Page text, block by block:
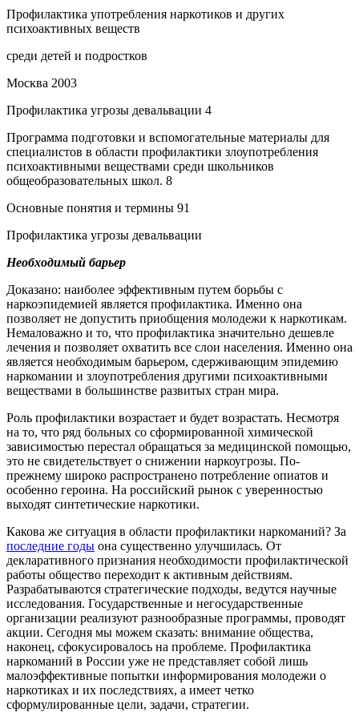
Профилактика употребления наркотиков и других
психоактивных веществ
среди детей и подростков
Москва 2003
Профилактика угрозы девальвации 4
Программа подготовки и вспомогательные материалы для
специалистов в области профилактики злоупотребления
психоактивными веществами среди школьников
общеобразовательных школ. 8
Основные понятия и термины 91
Профилактика угрозы девальвации
Необходимый барьер
Доказано: наиболее эффективным путем борьбы с
наркоэпидемией является профилактика. Именно она
позволяет не допустить приобщения молодежи к наркотикам.
Немаловажно и то, что профилактика значительно дешевле
лечения и позволяет охватить все слои населения. Именно она
является необходимым барьером, сдерживающим эпидемию
наркомании и злоупотребления другими психоактивными
веществами в большинстве развитых стран мира.
Роль профилактики возрастает и будет возрастать. Несмотря
на то, что ряд больных со сформированной химической
зависимостью перестал обращаться за медицинской помощью,
это не свидетельствует о снижении наркоугрозы. По-
прежнему широко распространено потребление опиатов и
особенно героина. На российский рынок с уверенностью
выходят синтетические наркотики.
Какова же ситуация в области профилактики наркоманий? За
последние годы она существенно улучшилась. От
декларативного признания необходимости профилактической
работы общество переходит к активным действиям.
Разрабатываются стратегические подходы, ведутся научные
исследования. Государственные и негосударственные
организации реализуют разнообразные программы, проводят
акции. Сегодня мы можем сказать: внимание общества,
наконец, сфокусировалось на проблеме. Профилактика
наркоманий в России уже не представляет собой лишь
малоэффективные попытки информирования молодежи о
наркотиках и их последствиях, а имеет четко
сформулированные цели, задачи, стратегии.